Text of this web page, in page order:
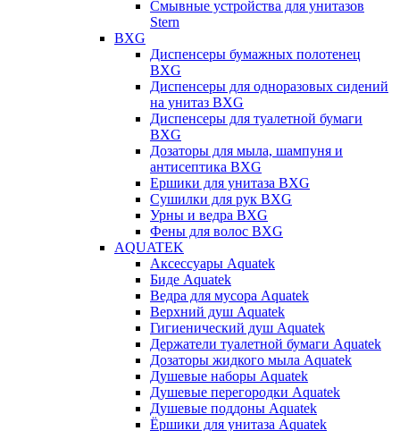
Смывные устройства для унитазов
Stern
BXG
Диспенсеры бумажных полотенец
BXG
Диспенсеры для одноразовых сидений
на унитаз BXG
Диспенсеры для туалетной бумаги
BXG
Дозаторы для мыла, шампуня и
антисептика BXG
Ершики для унитаза BXG
Сушилки для рук BXG
Урны и ведра BXG
Фены для волос BXG
AQUATEK
Аксессуары Aquatek
Биде Aquatek
Ведра для мусора Aquatek
Верхний душ Aquatek
Гигиенический душ Aquatek
Держатели туалетной бумаги Aquatek
Дозаторы жидкого мыла Aquatek
Душевые наборы Aquatek
Душевые перегородки Aquatek
Душевые поддоны Aquatek
Ёршики для унитаза Aquatek